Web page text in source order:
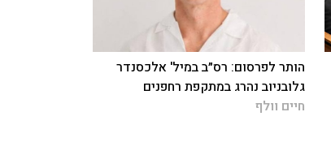
הותר לפרסום: רס״ב במיל' אלכסנדר
גלובניוב נהרג במתקפת רחפנים
חיים וולף